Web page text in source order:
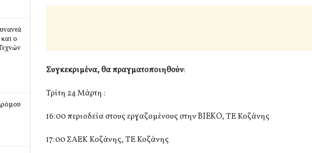
ο
Συγκεκριμένα, θα πραγματοποιηθούν:
Τρίτη 24 Μάρτη :
16:00 περιοδεία στους εργαζομένους στην BIEKO, ΤΕ Κοζάνης
17:00 ΣΑΕΚ Κοζάνης, ΤΕ Κοζάνης